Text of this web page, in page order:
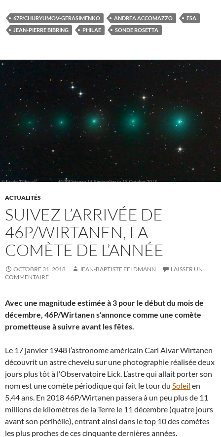
67P/CHURYUMOV-GERASIMENKO ANDREA ACCOMAZZO
ESA
JEAN-PIERRE BIBRING
PHILAE SONDE ROSETTA
ACTUALITÉS
SUIVEZ L’ARRIVÉE DE
46P/WIRTANEN, LA
COMÈTE DE L’ANNÉE
OCTOBRE 31, 2018 JEAN-BAPTISTE FELDMANN
LAISSER UN
COMMENTAIRE
Avec une magnitude estimée à 3 pour le début du mois de
décembre, 46P/Wirtanen s’annonce comme une comète
prometteuse à suivre avant les fêtes.
Le 17 janvier 1948 l’astronome américain Carl Alvar Wirtanen
découvrit un astre chevelu sur une photographie réalisée deux
jours plus tôt à l’Observatoire Lick. L’astre qui allait porter son
nom est une comète périodique qui fait le tour du Soleil en
5,44 ans. En 2018 46P/Wirtanen passera à un peu plus de 11
millions de kilomètres de la Terre le 11 décembre (quatre jours
avant son périhélie), entrant ainsi dans le top 10 des comètes
les plus proches de ces cinquante dernières années.